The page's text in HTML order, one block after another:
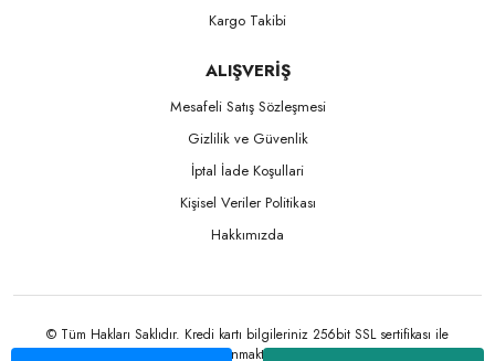
Kargo Takibi
ALIŞVERİŞ
Mesafeli Satış Sözleşmesi
Gizlilik ve Güvenlik
İptal İade Koşullari
Kişisel Veriler Politikası
Hakkımızda
© Tüm Hakları Saklıdır. Kredi kartı bilgileriniz 256bit SSL sertifikası ile
korunmaktadır.